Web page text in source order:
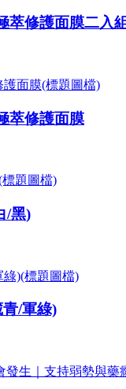
萃修護面膜二入
萃修護面膜
/黑)
/軍綠)